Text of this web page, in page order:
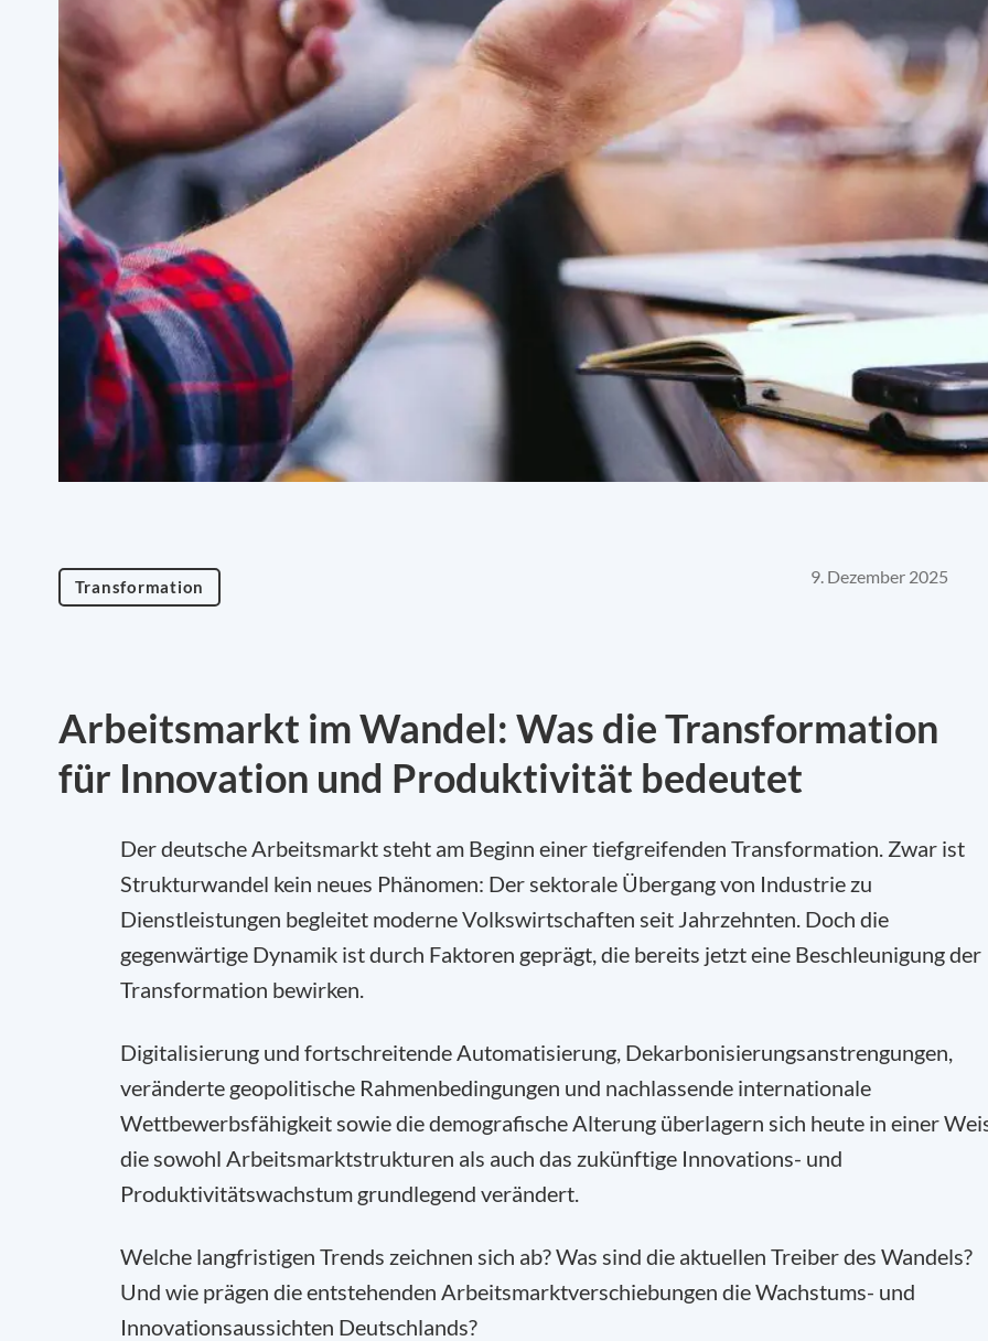
Transformation 9. Dezember 2025
Arbeitsmarkt im Wandel: Was die Transformation
für Innovation und Produktivität bedeutet
Der deutsche Arbeitsmarkt steht am Beginn einer tiefgreifenden Transformation. Zwar ist
Strukturwandel kein neues Phänomen: Der sektorale Übergang von Industrie zu
Dienstleistungen begleitet moderne Volkswirtschaften seit Jahrzehnten. Doch die
gegenwärtige Dynamik ist durch Faktoren geprägt, die bereits jetzt eine Beschleunigung der
Transformation bewirken.
Digitalisierung und fortschreitende Automatisierung, Dekarbonisierungsanstrengungen,
veränderte geopolitische Rahmenbedingungen und nachlassende internationale
Wettbewerbsfähigkeit sowie die demografische Alterung überlagern sich heute in einer
die sowohl Arbeitsmarktstrukturen als auch das zukünftige Innovations- und
Produktivitätswachstum grundlegend verändert.
Welche langfristigen Trends zeichnen sich ab? Was sind die aktuellen Treiber des Wandels?
Und wie prägen die entstehenden Arbeitsmarktverschiebungen die Wachstums- und
Innovationsaussichten Deutschlands?